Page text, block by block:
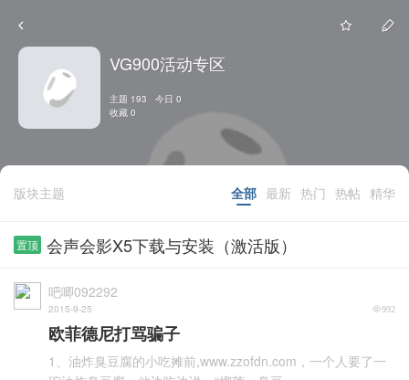
VG900活动专区
主题 193 今日 0
收藏 0
版块主题 全部 最新 热门 热帖 精华
置顶 会声会影X5下载与安装（激活版）
吧唧092292
2015-9-25 992
欧菲德尼打骂骗子
1、油炸臭豆腐的小吃摊前,www.zzofdn.com，一个人要了一